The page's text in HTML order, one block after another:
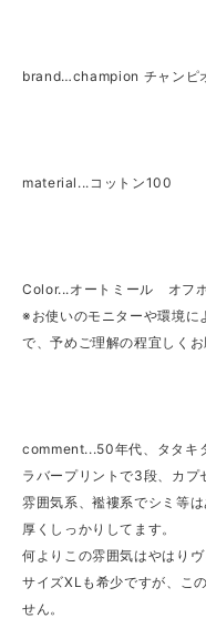
brand…champion チャンピ
material...コットン100
Color...オートミール オフ
※お使いのモニターや環境に
で、予めご理解の程宜しくお
comment...50年代、タタキ
ラバープリントで3段、カプ
雰囲気系、襤褸系でシミ等
厚くしっかりしてます。
何よりこの雰囲気はやはり
サイズXLも希少ですが、こ
せん。